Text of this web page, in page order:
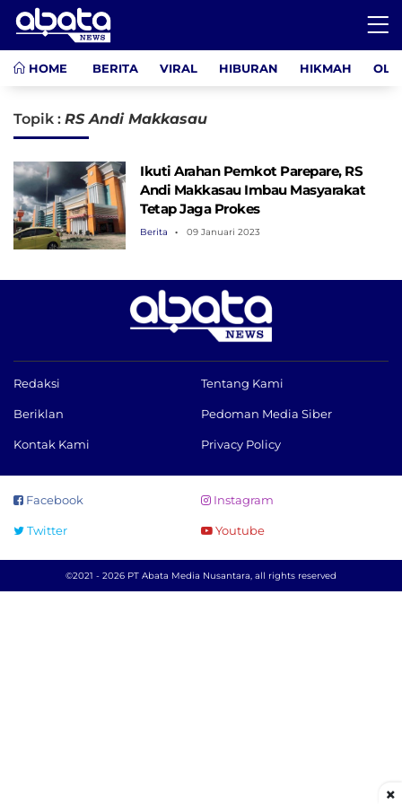
HOME BERITA VIRAL HIBURAN HIKMAH
Topik : RS Andi Makkasau
Ikuti Arahan Pemkot Parepare, RS
Andi Makkasau Imbau Masyarakat
Tetap Jaga Prokes
Berita 09 Januari 2023
Redaksi Tentang Kami
Beriklan Pedoman Media Siber
Kontak Kami Privacy Policy
Facebook Instagram
Twitter Youtube
©2021 - 2026 PT Abata Media Nusantara, all rights reserved
×